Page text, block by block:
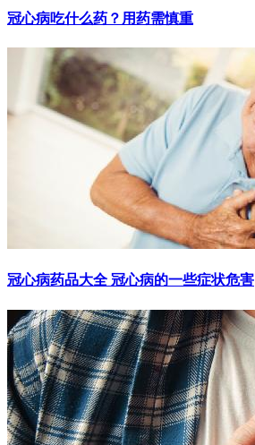
冠心病吃什么药？用药需慎重
冠心病药品大全 冠心病的一些症状危害